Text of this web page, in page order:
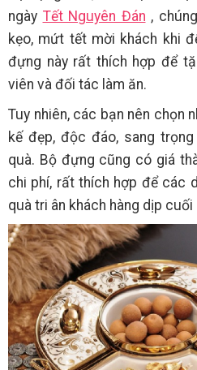
ngày Tết Nguyên Đán ,
kẹo, mứt tết mời khách khi
đựng này rất thích hợp để
viên và đối tác làm ăn.
Tuy nhiên, các bạn nên chọn
kế đẹp, độc đáo, sang
quà. Bộ đựng cũng có giá
chi phí, rất thích hợp để các
quà tri ân khách hàng dịp cuối